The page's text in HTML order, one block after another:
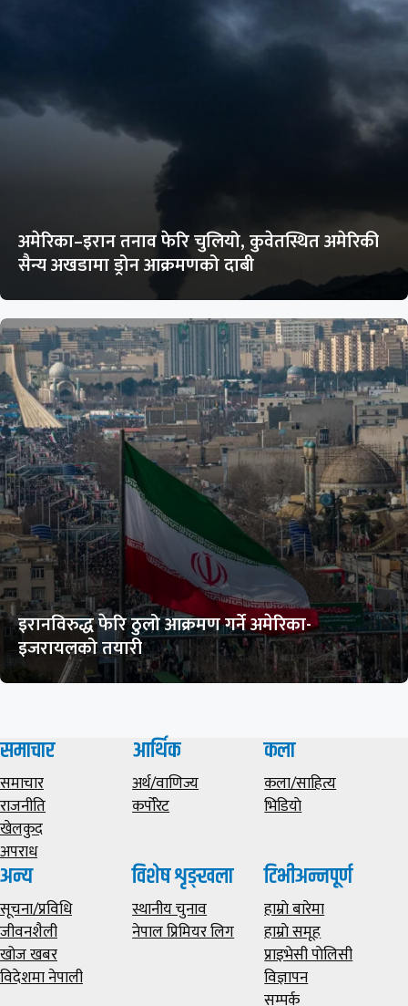
अमेरिका–इरान तनाव फेरि चुलियो, कुवेतस्थित अमेरिकी
सैन्य अखडामा ड्रोन आक्रमणको दाबी
इरानविरुद्ध फेरि ठुलो आक्रमण गर्ने अमेरिका-
इजरायलको तयारी
समाचार
समाचार
राजनीति
खेलकुद
अपराध
आर्थिक
अर्थ/वाणिज्य
कर्पोरेट
कला
कला/साहित्य
भिडियाे
अन्य
सूचना/प्रविधि
जीवनशैली
खोज खबर
विदेशमा नेपाली
विशेष शृङ्खला
स्थानीय चुनाव
नेपाल प्रिमियर लिग
टिभीअन्नपूर्ण
हाम्राे बारेमा
हाम्राे समूह
प्राइभेसी पाेलिसी
विज्ञापन
सम्पर्क